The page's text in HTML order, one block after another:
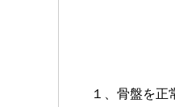
１、骨盤を